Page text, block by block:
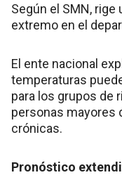
Según el SMN, rige
extremo en el
El ente nacional
temperaturas
para los grupos de
personas mayores
crónicas.
Pronóstico